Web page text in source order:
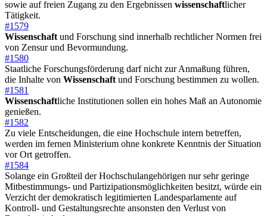
sowie auf freien Zugang zu den Ergebnissen wissenschaftlicher
Tätigkeit.
#1579
Wissenschaft und Forschung sind innerhalb rechtlicher Normen frei
von Zensur und Bevormundung.
#1580
Staatliche Forschungsförderung darf nicht zur Anmaßung führen,
die Inhalte von Wissenschaft und Forschung bestimmen zu wollen.
#1581
Wissenschaftliche Institutionen sollen ein hohes Maß an Autonomie
genießen.
#1582
Zu viele Entscheidungen, die eine Hochschule intern betreffen,
werden im fernen Ministerium ohne konkrete Kenntnis der Situation
vor Ort getroffen.
#1584
Solange ein Großteil der Hochschulangehörigen nur sehr geringe
Mitbestimmungs- und Partizipationsmöglichkeiten besitzt, würde ein
Verzicht der demokratisch legitimierten Landesparlamente auf
Kontroll- und Gestaltungsrechte ansonsten den Verlust von